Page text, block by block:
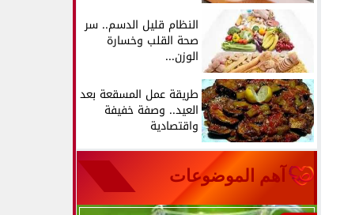
النظام قليل الدسم.. سر
صحة القلب وخسارة
الوزن...
طريقة عمل المسقعة بعد
العيد.. وصفة خفيفة
واقتصادية
آهم الموضوعات